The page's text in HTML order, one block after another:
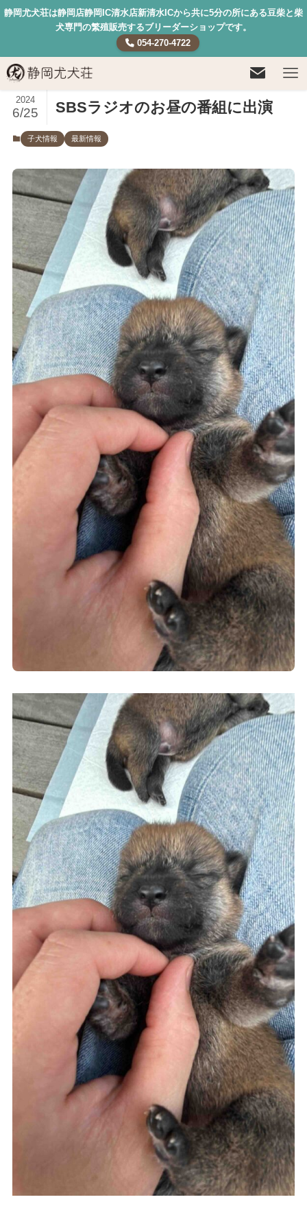
静岡尤犬荘は静岡店静岡IC清水店新清水ICから共に5分の所にある豆柴と柴
犬専門の繁殖販売するブリーダーショップです。
054-270-4722
SBSラジオのお昼の番組に出演
2024
6/25
子犬情報 最新情報